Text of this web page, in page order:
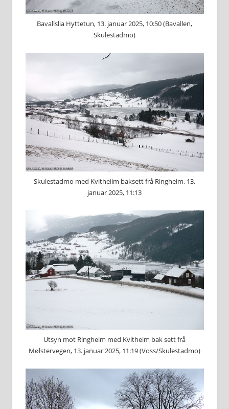
Bavallslia Hyttetun, 13. januar 2025, 10:50 (Bavallen,
Skulestadmo)
Skulestadmo med Kvitheiim baksett frå Ringheim, 13.
januar 2025, 11:13
Utsyn mot Ringheim med Kvitheim bak sett frå
Mølstervegen, 13. januar 2025, 11:19 (Voss/Skulestadmo)